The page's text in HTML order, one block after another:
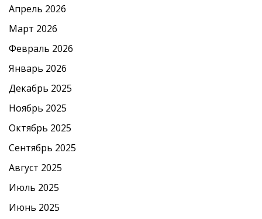
Апрель 2026
Март 2026
Февраль 2026
Январь 2026
Декабрь 2025
Ноябрь 2025
Октябрь 2025
Сентябрь 2025
Август 2025
Июль 2025
Июнь 2025